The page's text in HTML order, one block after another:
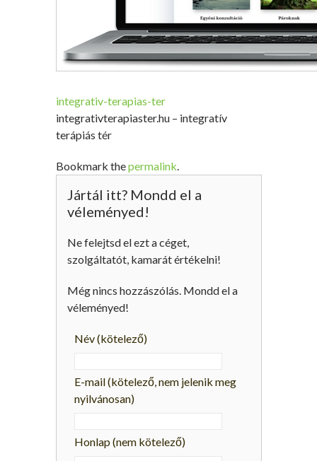
integrativ-terapias-ter
integrativterapiaster.hu – integratív
terápiás tér
Bookmark thepermalink.
Jártál itt? Mondd el a
véleményed!
Ne felejtsd el ezt a céget,
szolgáltatót, kamarát értékelni!
Még nincs hozzászólás. Mondd el a
véleményed!
Név(kötelező)
E-mail(kötelező, nem jelenik meg
nyilvánosan)
Honlap (nem kötelező)